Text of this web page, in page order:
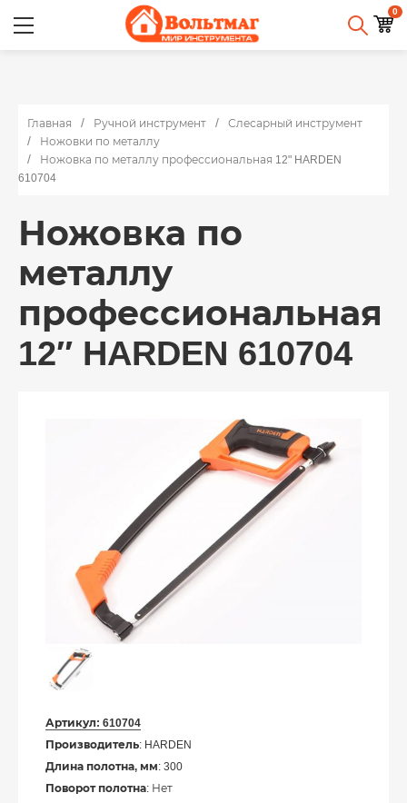
0
Главная Ручной инструмент
Слесарный инструмент
Ножовки по металлу
Ножовка по металлу профессиональная 12" HARDEN
610704
Ножовка по
металлу
профессиональная
12″ HARDEN 610704
Артикул: 610704
Производитель: HARDEN
Длина полотна, мм: 300
Поворот полотна: Нет